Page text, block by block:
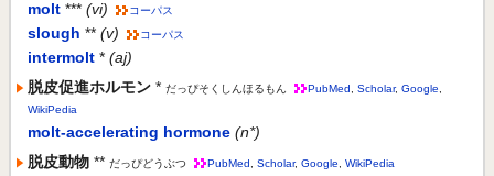
molt *** (vi) コーパス
slough ** (v) コーパス
intermolt * (aj)
脱皮促進ホルモン * だっぴそくしんほるもん PubMed Scholar, Google
WikiPedia
molt-accelerating hormone (n*)
脱皮動物 ** だっぴどうぶつ PubMed Scholar, Google WikiPedia